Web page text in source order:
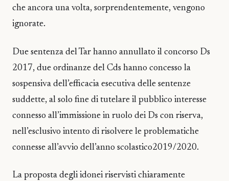
che ancora una volta, sorprendentemente, vengono
ignorate.
Due sentenza del Tar hanno annullato il concorso Ds
2017, due ordinanze del Cds hanno concesso la
sospensiva dell’efficacia esecutiva delle sentenze
suddette, al solo fine di tutelare il pubblico interesse
connesso all’immissione in ruolo dei Ds con riserva,
nell’esclusivo intento di risolvere le problematiche
connesse all’avvio dell’anno scolastico2019/2020.
La proposta degli idonei riservisti chiaramente